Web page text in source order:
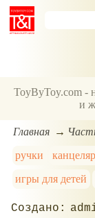
ToyByToy.com -
и
Главная
ручки
игры для детей